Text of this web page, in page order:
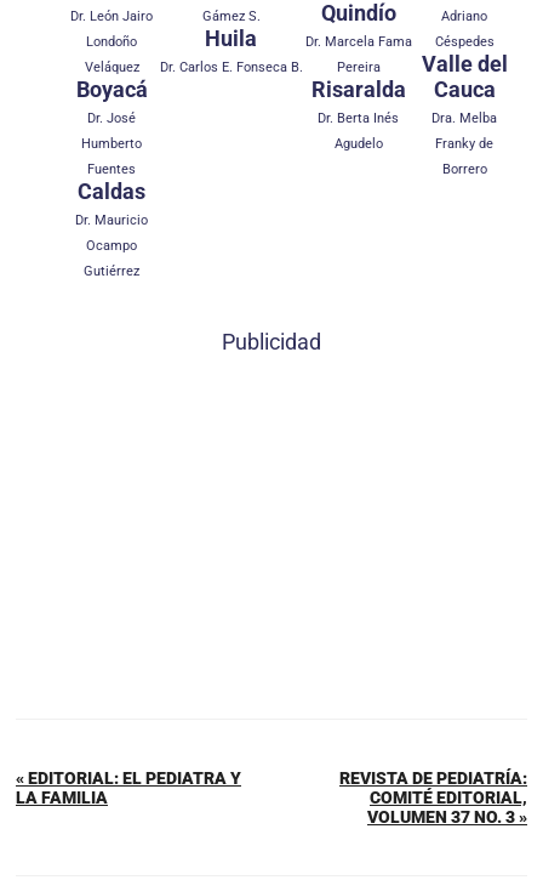
Dr. León Jairo
Londoño
Veláquez
Boyacá
Dr. José
Humberto
Fuentes
Caldas
Dr. Mauricio
Ocampo
Gutiérrez
Gámez S.
Huila
Dr. Carlos E. Fonseca B.
Quindío
Dr. Marcela Fama
Pereira
Risaralda
Dr. Berta Inés
Agudelo
Adriano
Céspedes
Valle del
Cauca
Dra. Melba
Franky de
Borrero
Publicidad
« EDITORIAL: EL PEDIATRA Y
LA FAMILIA
REVISTA DE PEDIATRÍA:
COMITÉ EDITORIAL,
VOLUMEN 37 NO. 3 »